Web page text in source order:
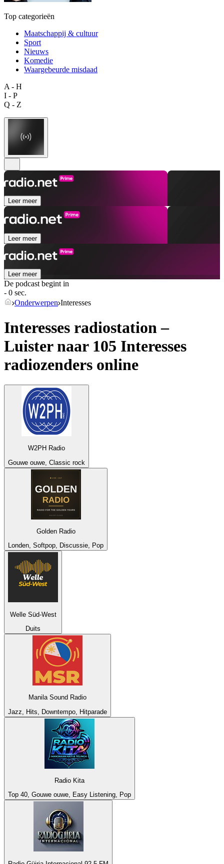
Top categorieën
Maatschappij & cultuur
Sport
Nieuws
Komedie
Waargebeurde misdaad
A - H
I - P
Q - Z
Leer meer
Leer meer
Leer meer
De podcast begint in
- 0 sec.
Onderwerpen Interesses
Interesses radiostation –
Luister naar 105 Interesses
radiozenders online
W2PH Radio
Gouwe ouwe, Classic rock
Golden Radio
Londen, Softpop, Discussie, Pop
Welle Süd-West
Duits
Manila Sound Radio
Jazz, Hits, Downtempo, Hitparade
Radio Kita
Top 40, Gouwe ouwe, Easy Listening, Pop